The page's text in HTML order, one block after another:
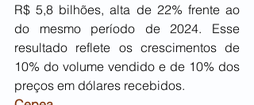
R$ 5,8 bilhões, alta de 22% frente ao
do mesmo período de 2024. Esse
resultado reflete os crescimentos de
10% do volume vendido e de 10% dos
preços em dólares recebidos.